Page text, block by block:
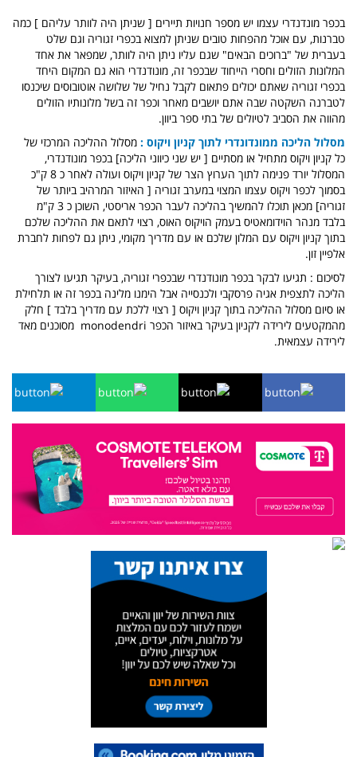
בכפר מונדנדרי עצמו יש מספר חנויות תיירים [ שניתן היה לוותר עליהם ] כמה
טברנות, עם אוכל מהפחות טובים שניתן למצוא בכפרי זגוריה וגם שלט
בעברית של "ברוכים הבאים" שגם עליו ניתן היה לוותר, שמפאר את אחד
המלונות הזולים וחסרי הייחוד שבכפר זה, מונודנדרי הוא גם המקום היחד
בכפרי זגוריה שאתם יכולים פתאום לקבל נחיל של שלושה אוטובוסים שיכנסו
לטברנה השקטה שבה אתם יושבים מאחר וכפר זה בשל מלונותיו הזולים
מהווה את הסביב לטיולים של בתי ספר ביוון.
מסלול הליכה ממונדונדרי לתוך קניון ויקוס : מסלול ההליכה המרכזי של
כל קניון ויקוס מתחיל או מסתיים [ יש שני כיווני הליכה] בכפר מונודנדרי,
המסלול יורד פנימה לתוך הערוץ הצר של קניון ויקוס ועולה לאחר כ 8 ק"כ
בסמוך לכפר ויקוס עצמו המצוי במערב זגוריה [ האיזור המרהיב ביותר של
זגוריה] מכאן תוכלו להמשיך בהליכה לעבר הכפר אריסטי, השוכן כ 3 ק"מ
בלבד מנהר הוידומאטיס בעמק הויקוס האוס, רצוי לתאם את ההליכה שלכם
בתוך קניון ויקוס עם המלון שלכם או עם מדריך מקומי, ניתן גם לפחות לחברת
אלפיין זון.
לסיכום : תגיעו לבקר בכפר מונודנדרי שבכפרי זגוריה, בעיקר תגיעו לצורך
הליכה לתצפית אגיה פרסקבי ולכנסייה אבל הימנו מלינה בכפר זה או תלחילת
או סיום מסלול ההליכה בתוך קניון ויקוס [ רצוי ללכת עם מדריך בלבד ] חלק
מהמקטעים לירידה לקניון בעיקר באיזור הכפר monodendri מסוכנים מאד
לירידה עצמאית.